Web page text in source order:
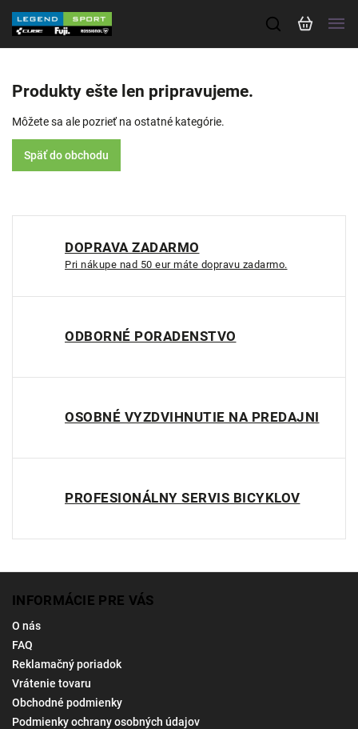
Produkty ešte len pripravujeme.
Môžete sa ale pozrieť na ostatné kategórie.
Späť do obchodu
DOPRAVA ZADARMO
Pri nákupe nad 50 eur máte dopravu zadarmo.
ODBORNÉ PORADENSTVO
OSOBNÉ VYZDVIHNUTIE NA PREDAJNI
PROFESIONÁLNY SERVIS BICYKLOV
INFORMÁCIE PRE VÁS
O nás
FAQ
Reklamačný poriadok
Vrátenie tovaru
Obchodné podmienky
Podmienky ochrany osobných údajov